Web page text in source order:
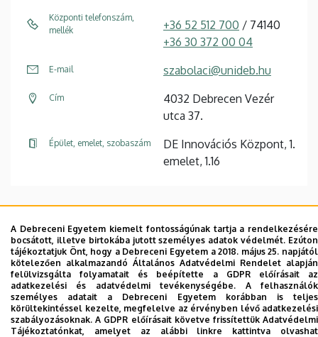
Központi telefonszám,
mellék
+36 52 512 700 / 74140
+36 30 372 00 04
E-mail szabolaci@unideb.hu
Cím
4032 Debrecen Vezér
utca 37.
Épület, emelet, szobaszám
DE Innovációs Központ, 1.
emelet, 1.16
Dolgozói adatmódosítás igénylése a DE
telefonkönyvében|Külső személyek rögzítése a
DE telefonkönyvében| Súgó|Hibabejelentés
A Debreceni Egyetem kiemelt fontosságúnak tartja a rendelkezésére
bocsátott, illetve birtokába jutott személyes adatok védelmét. Ezúton
tájékoztatjuk Önt, hogy a Debreceni Egyetem a 2018. május 25. napjától
kötelezően alkalmazandó Általános Adatvédelmi Rendelet alapján
felülvizsgálta folyamatait és beépítette a GDPR előírásait az
adatkezelési és adatvédelmi tevékenységébe. A felhasználók
személyes adatait a Debreceni Egyetem korábban is teljes
körültekintéssel kezelte, megfelelve az érvényben lévő adatkezelési
szabályozásoknak. A GDPR előírásait követve frissítettük Adatvédelmi
Tájékoztatónkat, amelyet az alábbi linkre kattintva olvashat